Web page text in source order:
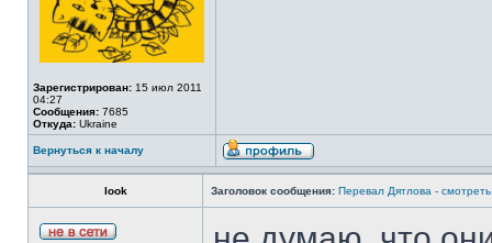
Зарегистрирован: 15 июл 2011
04:27
Сообщения: 7685
Откуда: Ukraine
Вернуться к началу
look Заголовок сообщения: Перевал Дятлова -